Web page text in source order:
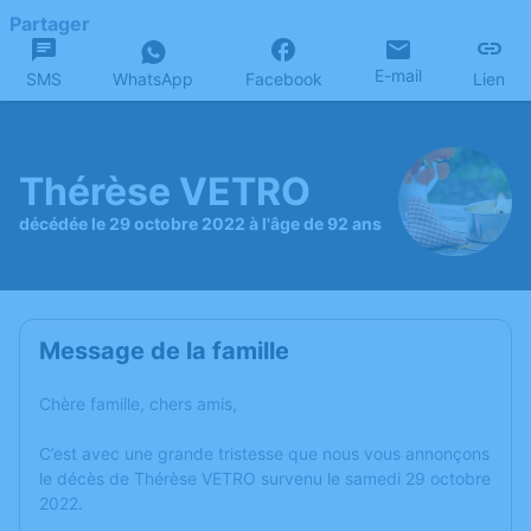
Partager
SMS WhatsApp Facebook E-mail Lien
Thérèse VETRO
décédée le 29 octobre 2022 à l'âge de 92 ans
Message de la famille
Chère famille, chers amis,
C’est avec une grande tristesse que nous vous annonçons
le décès de Thérèse VETRO survenu le samedi 29 octobre
2022.